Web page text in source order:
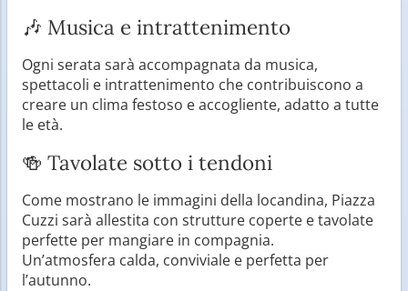
🎶 Musica e intrattenimento
Ogni serata sarà accompagnata da musica,
spettacoli e intrattenimento che contribuiscono a
creare un clima festoso e accogliente, adatto a tutte
le età.
🍻 Tavolate sotto i tendoni
Come mostrano le immagini della locandina, Piazza
Cuzzi sarà allestita con strutture coperte e tavolate
perfette per mangiare in compagnia.
Un’atmosfera calda, conviviale e perfetta per
l’autunno.